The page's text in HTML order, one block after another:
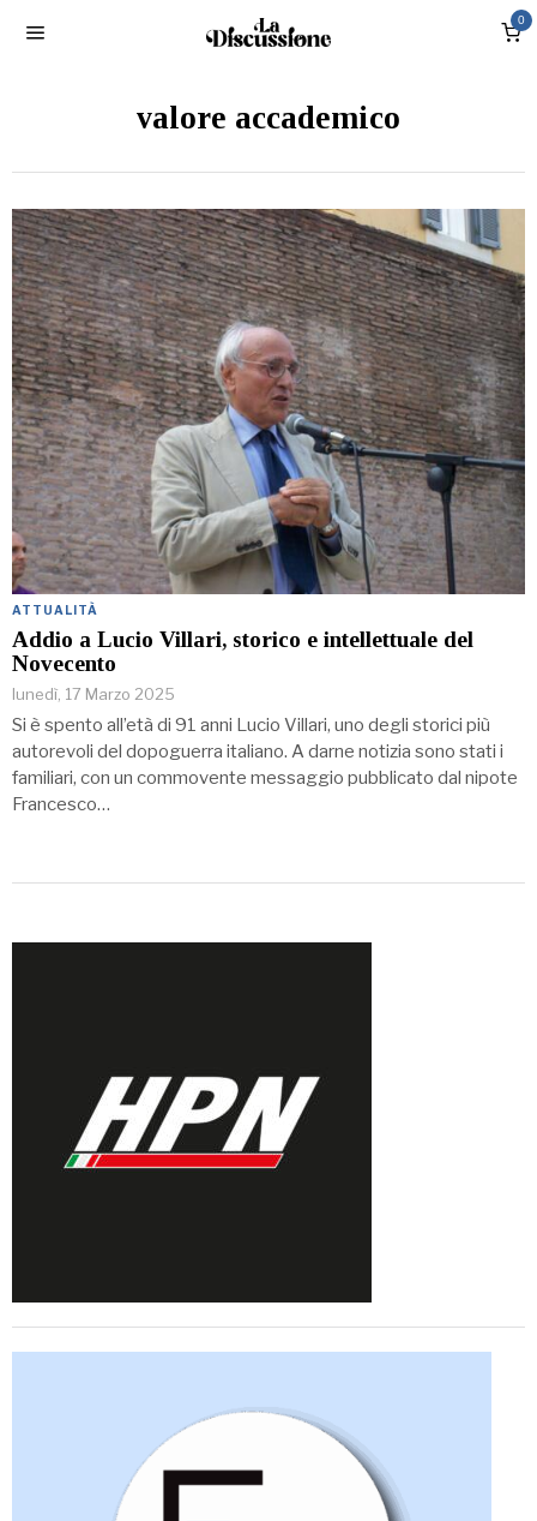
0
valore accademico
ATTUALITÀ
Addio a Lucio Villari, storico e intellettuale del
Novecento
lunedì, 17 Marzo 2025
Si è spento all’età di 91 anni Lucio Villari, uno degli storici più
autorevoli del dopoguerra italiano. A darne notizia sono stati i
familiari, con un commovente messaggio pubblicato dal nipote
Francesco…